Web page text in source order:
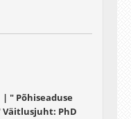
" Põhiseaduse
PhD